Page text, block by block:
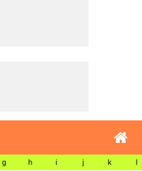
g h i j k l